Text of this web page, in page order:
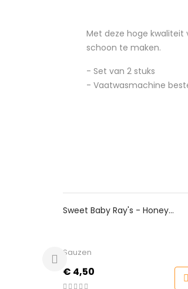
Met deze hoge kwaliteit
schoon te maken.
- Set van 2 stuks
- Vaatwasmachine
Sweet Baby Ray's - Honey
Sauzen
€ 4,50